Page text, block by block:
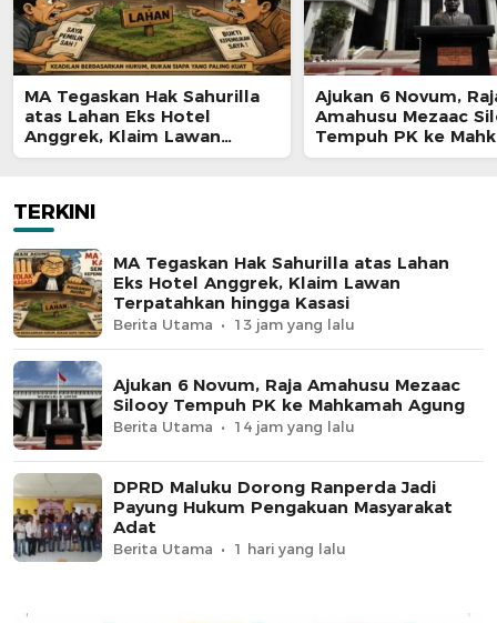
MA Tegaskan Hak Sahurilla
atas Lahan Eks Hotel
Anggrek, Klaim Lawan
Terpatahkan hingga Kasasi
Ajukan 6 Novum,
Amahusu Mezaac
Tempuh PK ke
Agung
TERKINI
MA Tegaskan Hak Sahurilla atas Lahan
Eks Hotel Anggrek, Klaim Lawan
Terpatahkan hingga Kasasi
Berita Utama 13 jam yang lalu
Ajukan 6 Novum, Raja Amahusu Mezaac
Silooy Tempuh PK ke Mahkamah Agung
Berita Utama 14 jam yang lalu
DPRD Maluku Dorong Ranperda Jadi
Payung Hukum Pengakuan Masyarakat
Adat
Berita Utama 1 hari yang lalu